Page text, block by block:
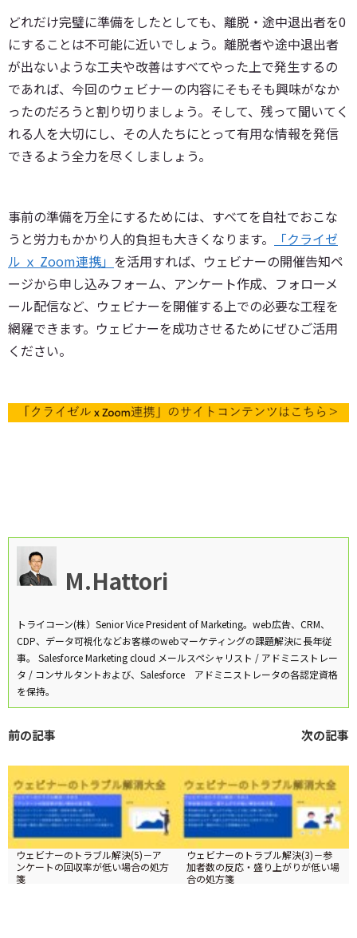
どれだけ完璧に準備をしたとしても、離脱・途中退出者を0
にすることは不可能に近いでしょう。離脱者や途中退出者
が出ないような工夫や改善はすべてやった上で発生するの
であれば、今回のウェビナーの内容にそもそも興味がなか
ったのだろうと割り切りましょう。そして、残って聞いてく
れる人を大切にし、その人たちにとって有用な情報を発信
できるよう全力を尽くしましょう。
事前の準備を万全にするためには、すべてを自社でおこな
うと労力もかかり人的負担も大きくなります。
「クライゼ
ル ｘ Zoom連携」 を活用すれば、ウェビナーの開催告知ペ
ージから申し込みフォーム、アンケート作成、フォローメ
ール配信など、ウェビナーを開催する上での必要な工程を
網羅できます。ウェビナーを成功させるためにぜひご活用
ください。
M.Hattori
トライコーン(株）Senior Vice President of Marketing。web広告、CRM、
CDP、データ可視化などお客様のwebマーケティングの課題解決に長年従
事。 Salesforce Marketing cloud メールスペシャリスト / アドミニストレー
タ / コンサルタントおよび、Salesforce アドミニストレータの各認定資格
を保持。
前の記事
ウェビナーのトラブル解決(5)－ア
ンケートの回収率が低い場合の処方
箋
次の記事
ウェビナーのトラブル解決(3)－参
加者数の反応・盛り上がりが低い場
合の処方箋